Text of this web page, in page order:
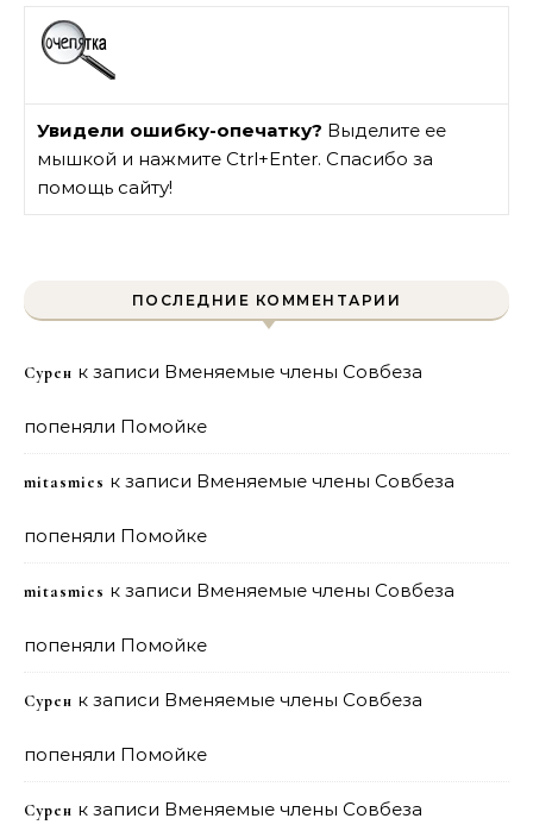
Увидели ошибку-опечатку? Выделите ее
мышкой и нажмите Ctrl+Enter. Спасибо за
помощь сайту!
ПОСЛЕДНИЕ КОММЕНТАРИИ
Сурен к записи Вменяемые члены Совбеза
попеняли Помойке
mitasmies к записи Вменяемые члены Совбеза
попеняли Помойке
mitasmies к записи Вменяемые члены Совбеза
попеняли Помойке
Сурен к записи Вменяемые члены Совбеза
попеняли Помойке
Сурен к записи Вменяемые члены Совбеза